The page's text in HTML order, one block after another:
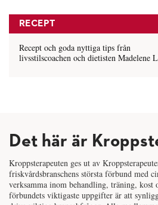
RECEPT
Recept och goda nyttiga tips från
livsstilscoachen och dietisten Madelene
Det här är
Kroppsterapeuten ges ut av
friskvårdsbranschens största förbund med
verksamma inom behandling, träning, kost
förbundets viktigaste uppgifter är att